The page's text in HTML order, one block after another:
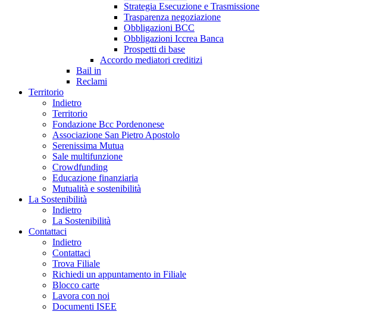
Strategia Esecuzione e Trasmissione
Trasparenza negoziazione
Obbligazioni BCC
Obbligazioni Iccrea Banca
Prospetti di base
Accordo mediatori creditizi
Bail in
Reclami
Territorio
Indietro
Territorio
Fondazione Bcc Pordenonese
Associazione San Pietro Apostolo
Serenissima Mutua
Sale multifunzione
Crowdfunding
Educazione finanziaria
Mutualità e sostenibilità
La Sostenibilità
Indietro
La Sostenibilità
Contattaci
Indietro
Contattaci
Trova Filiale
Richiedi un appuntamento in Filiale
Blocco carte
Lavora con noi
Documenti ISEE